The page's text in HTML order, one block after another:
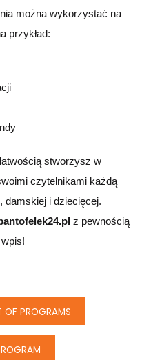
można wykorzystać na
przykład:
stworzysz w
czytelnikami każdą
damskiej i dziecięcej.
z pewnością
OF PROGRAMS